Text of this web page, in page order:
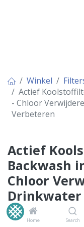
Home Search
Winkel
Actief
- Chloor
Verbeteren
Actief
Backwash
Chloor
Drinkwater
Verbeteren